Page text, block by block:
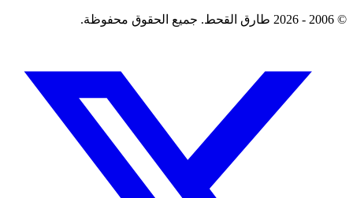
© 2006 - 2026 طارق القحط. جميع الحقوق محفوظة.